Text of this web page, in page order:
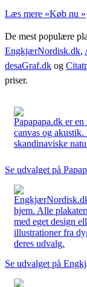
Læs mere »Køb nu »
De mest populære
EngkjærNordisk.dk,
desaGraf.dk og
priser.
Papapapa.dk er
canvas og
skandinaviske
Se udvalget på
hjem. Alle
med eget design
illustrationer fra
deres udvalg.
Se udvalget på